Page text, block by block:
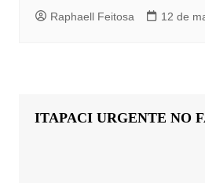
Raphaell Feitosa 12 de
ITAPACI URGENTE NO